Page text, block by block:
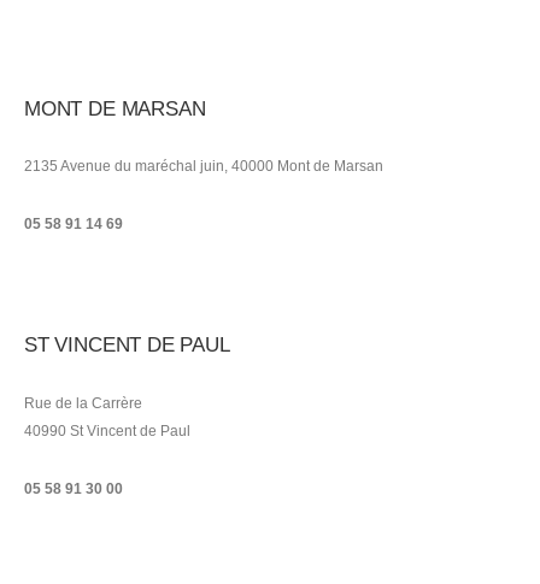
MONT DE MARSAN
2135 Avenue du maréchal juin, 40000 Mont de Marsan
05 58 91 14 69
ST VINCENT DE PAUL
Rue de la Carrère
40990 St Vincent de Paul
05 58 91 30 00